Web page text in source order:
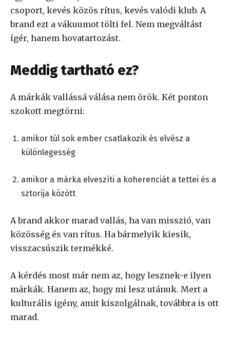
csoport, kevés közös rítus, kevés valódi klub. A
brand ezt a vákuumot tölti fel. Nem megváltást
ígér, hanem hovatartozást.
Meddig tartható ez?
A márkák vallássá válása nem örök. Két ponton
szokott megtörni:
amikor túl sok ember csatlakozik és elvész a
különlegesség
amikor a márka elveszíti a koherenciát a tettei és a
sztorija között
A brand akkor marad vallás, ha van misszió, van
közösség és van rítus. Ha bármelyik kiesik,
visszacsúszik termékké.
A kérdés most már nem az, hogy lesznek-e ilyen
márkák. Hanem az, hogy mi lesz utánuk. Mert a
kulturális igény, amit kiszolgálnak, továbbra is ott
marad.